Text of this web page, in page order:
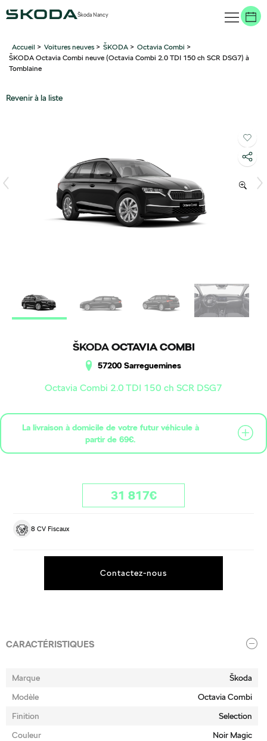
Škoda Nancy
Accueil > Voitures neuves > ŠKODA > Octavia Combi >
ŠKODA Octavia Combi neuve (Octavia Combi 2.0 TDI 150 ch SCR DSG7) à
Tomblaine
Revenir à la liste
ŠKODAOCTAVIA COMBI
Octavia Combi 2.0 TDI 150 ch SCR DSG7
57200 Sarreguemines
8 CV Fiscaux
31 817€
Contactez-nous
La livraison à domicile de votre futur véhicule à
partir de 69€.
CARACTÉRISTIQUES
Marque
Škoda
Modèle
Octavia Combi
Finition
Selection
Couleur
Noir Magic